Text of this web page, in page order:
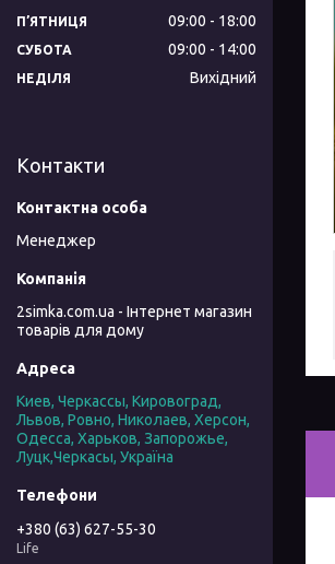
ПʼЯТНИЦЯ 09:00 18:00
СУБОТА 09:00 14:00
НЕДІЛЯ Вихідний
Контакти
Менеджер
2simka.com.ua - Інтернет магазин
товарів для дому
Киев, Черкассы, Кировоград,
Львов, Ровно, Николаев, Херсон,
Одесса, Харьков, Запорожье,
Луцк,Черкасы, Україна
+380 (63) 627-55-30
Life